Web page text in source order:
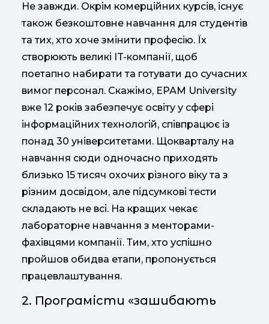
Не завжди. Окрім комерційних курсів, існує
також безкоштовне навчання для студентів
та тих, хто хоче змінити професію. Їх
створюють великі IT-компанії, щоб
поетапно набирати та готувати до сучасних
вимог персонал. Скажімо, ЕРАМ University
вже 12 років забезпечує освіту у сфері
інформаційних технологій, співпрацює із
понад 30 університетами. Щокварталу на
навчання сюди одночасно приходять
близько 15 тисяч охочих різного віку та з
різним досвідом, але підсумкові тести
складають не всі. На кращих чекає
лабораторне навчання з менторами-
фахівцями компанії. Тим, хто успішно
пройшов обидва етапи, пропонується
працевлаштування.
2. Програмісти «зашибають